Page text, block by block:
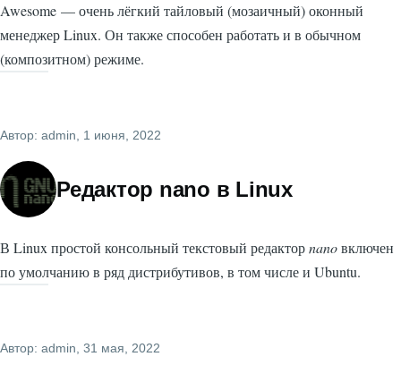
Awesome — очень лёгкий тайловый (мозаичный) оконный
менеджер Linux. Он также способен работать и в обычном
(композитном) режиме.
Автор: admin , 1 июня, 2022
Редактор nano в Linux
В Linux простой консольный текстовый редакторnanoвключен
по умолчанию в ряд дистрибутивов, в том числе и Ubuntu.
Автор: admin , 31 мая, 2022